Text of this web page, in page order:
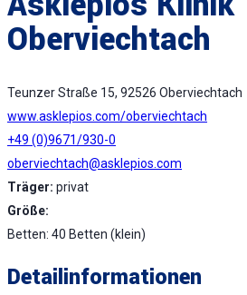
Oberviechtach
Teunzer Straße 15, 92526 Oberviechtach
www.asklepios.com/oberviechtach
+49 (0)9671/930-0
oberviechtach@asklepios.com
Träger: privat
Größe:
Betten: 40 Betten (klein)
Detailinformationen